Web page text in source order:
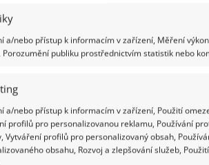
a/nebo přístup k informacím v zařízení, Měření
Porozumění publiku prostřednictvím statistik nebo
a/nebo přístup k informacím v zařízení, Použití
profilů pro personalizovanou reklamu, Používání
Vytváření profilů pro personalizovaný obsah,
obsahu, Rozvoj a zlepšování služeb,
do rozprašovače, ale obejdete se i
je otřete suchým hadříkem,
papírové utěrky, na
tak na některých místech může stát
starostí.